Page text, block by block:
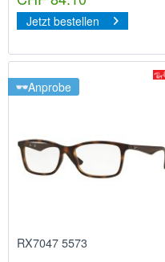
Jetzt bestellen
Anprobe
RX7047 5573